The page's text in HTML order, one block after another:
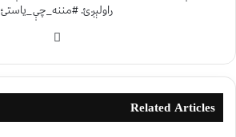
راولېږئ. #مننه_چې_یاستئ
Related Articles